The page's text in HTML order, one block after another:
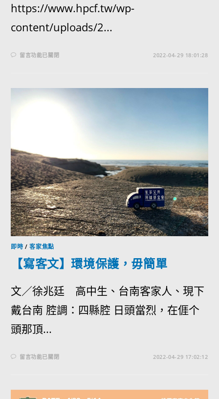
https://www.hpcf.tw/wp-
content/uploads/2...
留言功能已關閉 2022-04-29 18:01:28
即時 /客家焦點
【寫客文】環境保護，毋簡單
文／徐兆廷 高中生、台南客家人、現下
戴台南 腔調：四縣腔 日頭當烈，在𠊎个
頭那頂...
留言功能已關閉 2022-04-29 17:02:12